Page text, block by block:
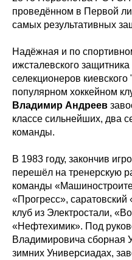
проведённом в Первой
самых результативных
Надёжная и по
ижсталевского
селекционеров
популярном хоккейном
Владимир Андреев
классе сильнейших, два
команды.
В 1983 году, закончив
перешёл на тренерскую
команды
«Прогресс»,
клуб из Электростали,
«Нефтехимик». Под
Владимировича сборная
зимних Универсиадах,
ХК«Ижсталь»
Состав команды
НМХК
Состав
Спортивная школа
по хоккею
ВКонтакте
Сайт
Всё о
Медиа
Видео
Фото
Фан-зона